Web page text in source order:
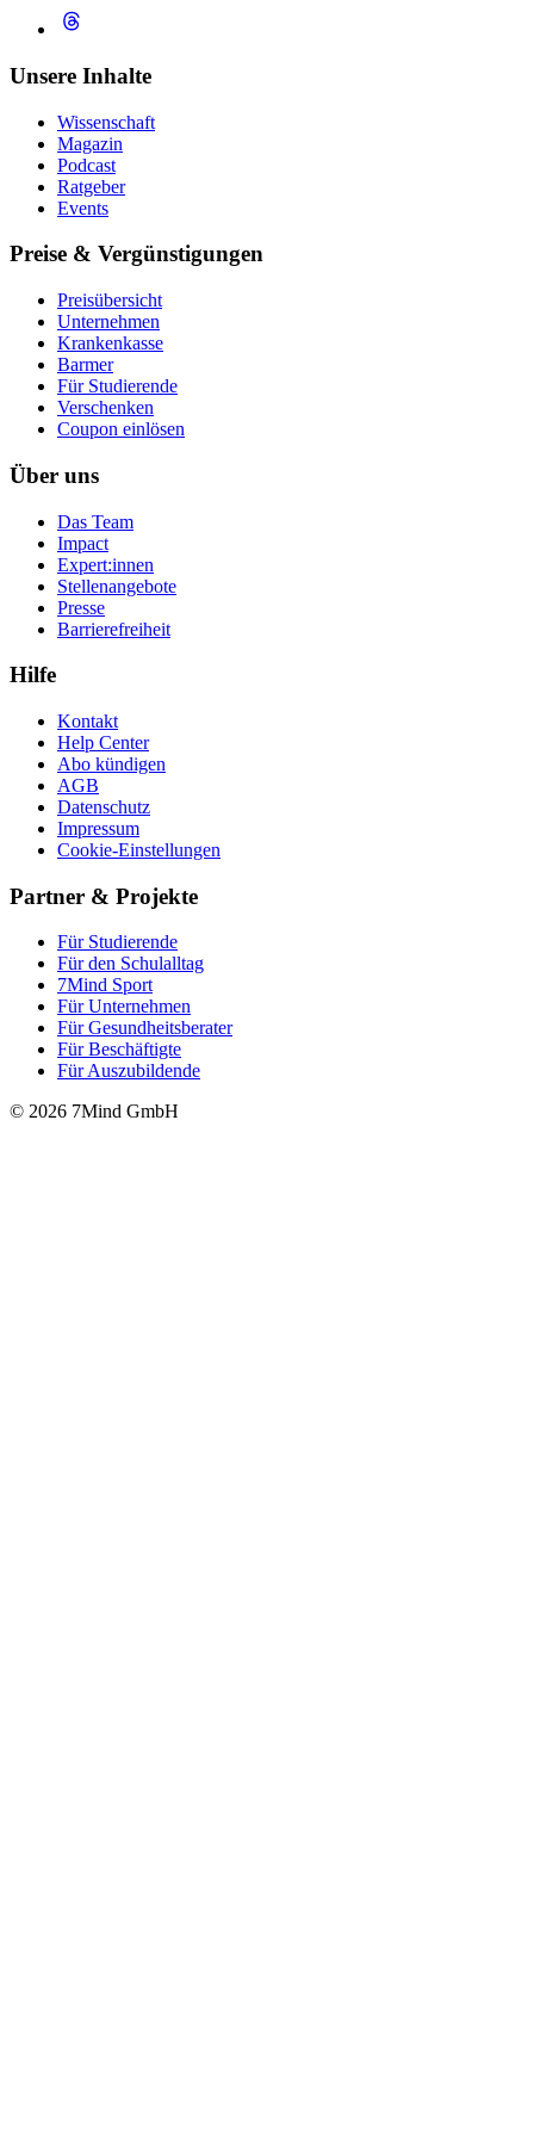
Unsere Inhalte
Wissenschaft
Magazin
Podcast
Ratgeber
Events
Preise & Vergünstigungen
Preisübersicht
Unternehmen
Krankenkasse
Barmer
Für Studierende
Ver­schen­ken
Coupon einlösen
Über uns
Das Team
Impact
Expert:innen
Stellenangebote
Presse
Barrierefreiheit
Hilfe
Kontakt
Help Center
Abo kündigen
AGB
Datenschutz
Impressum
Cookie-Einstellungen
Partner & Projekte
Für Stu­die­rende
Für den Schulalltag
7Mind Sport
Für Unter­neh­men
Für Gesund­heits­be­ra­ter
Für Beschäftigte
Für Auszubildende
© 2026 7Mind GmbH